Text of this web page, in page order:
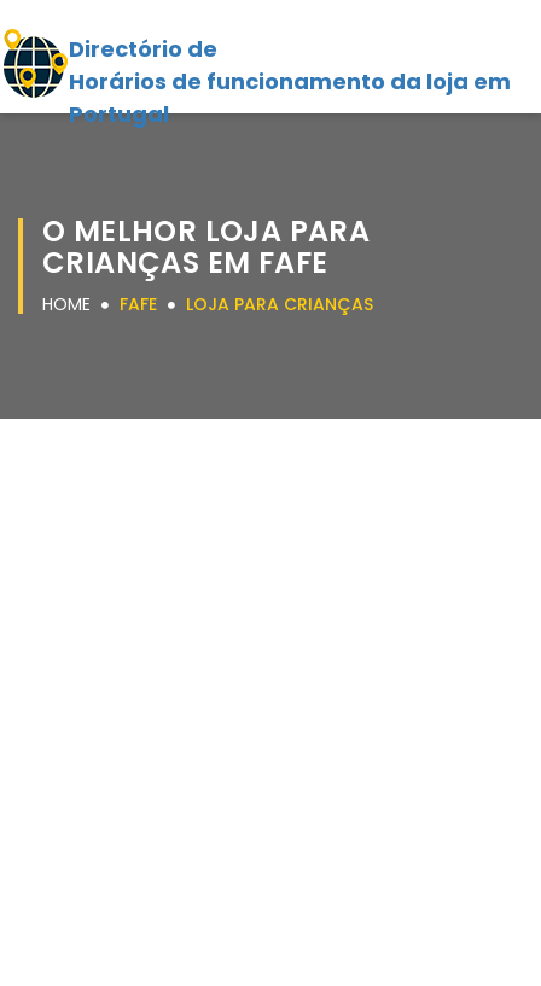
Directório de
Horários de funcionamento da loja em
Portugal
O MELHOR LOJA PARA
CRIANÇAS EM FAFE
HOME FAFE LOJA PARA CRIANÇAS